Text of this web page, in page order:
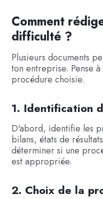
Comment
difficulté ?
Plusieurs documents
ton entreprise. Pense
procédure choisie.
1. Identification
D'abord, identifie les
bilans, états de
déterminer si une
est appropriée.
2. Choix de la